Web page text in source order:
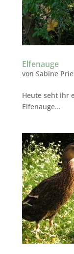
Elfenauge
von Sabine
Heute seht ihr
Elfenauge…